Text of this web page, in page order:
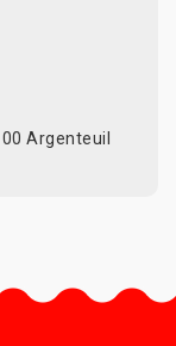
Argenteuil